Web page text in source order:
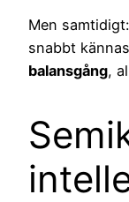
Men
snabbt
balansgång,